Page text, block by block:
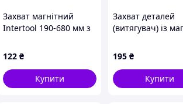
Захват магнітний
Intertool 190-680 мм з
122 ₴
Купити
Захват деталей
(витягувач) із
підсвічуванням
810мм 2,25кг
195 ₴
Купити